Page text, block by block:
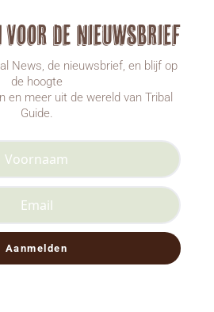
de nieuwsbrief
News, de nieuwsbrief, en blijf op
de hoogte
en meer uit de wereld van Tribal
Guide.